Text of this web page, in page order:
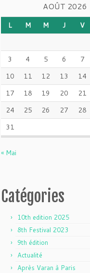
AOÛT 2026
L M M J V
3
4 5 6 7
10
11 12 13 14
17
18 19 20 21
24
25 26 27 28
31
« Mai
Catégories
10th edition 2025
8th Festival 2023
9th édition
Actualité
Après Varan à Paris